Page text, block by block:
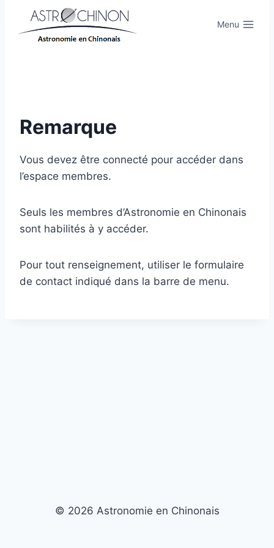
contenu
Menu
Remarque
Vous devez être connecté pour accéder dans
l’espace membres.
Seuls les membres d’Astronomie en Chinonais
sont habilités à y accéder.
Pour tout renseignement, utiliser le formulaire
de contact indiqué dans la barre de menu.
© 2026 Astronomie en Chinonais